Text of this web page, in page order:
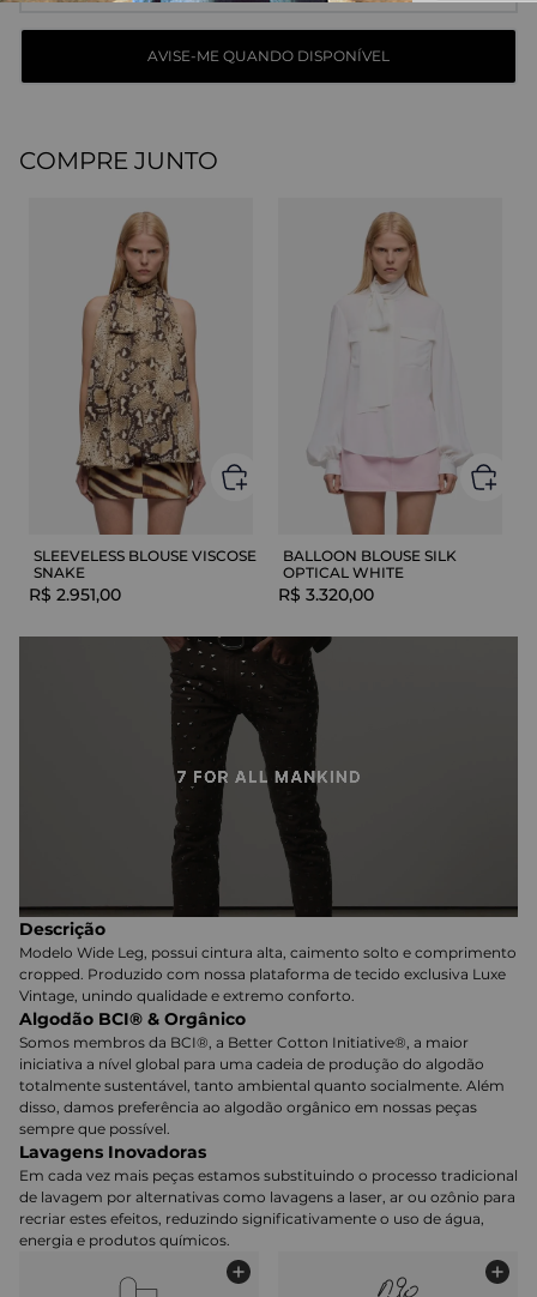
COMPRE JUNTO
SLEEVELESS BLOUSE VISCOSE
SNAKE
R$ 2.951,00
BALLOON BLOUSE SILK
OPTICAL WHITE
R$ 3.320,00
Descrição
Modelo Wide Leg, possui cintura alta, caimento solto e comprimento
cropped. Produzido com nossa plataforma de tecido exclusiva Luxe
Vintage, unindo qualidade e extremo conforto.
Algodão BCI® & Orgânico
Somos membros da BCI®, a Better Cotton Initiative®, a maior
iniciativa a nível global para uma cadeia de produção do algodão
totalmente sustentável, tanto ambiental quanto socialmente. Além
disso, damos preferência ao algodão orgânico em nossas peças
sempre que possível.
Lavagens Inovadoras
Em cada vez mais peças estamos substituindo o processo tradicional
de lavagem por alternativas como lavagens a laser, ar ou ozônio para
recriar estes efeitos, reduzindo significativamente o uso de água,
energia e produtos químicos.